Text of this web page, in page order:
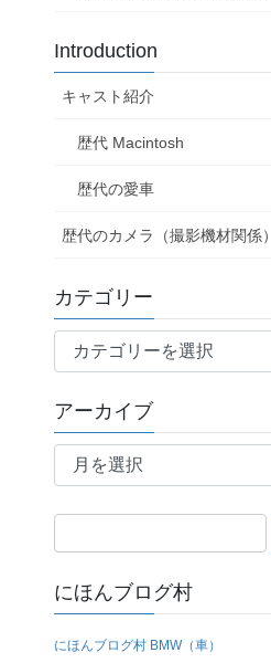
Introduction
キャスト紹介
歴代 Macintosh
歴代の愛車
歴代のカメラ（撮影機材関係）
カテゴリー
テ
リ
ー
アーカイブ
ア
ブ
索:
にほんブログ村
にほんブログ村 BMW（車）